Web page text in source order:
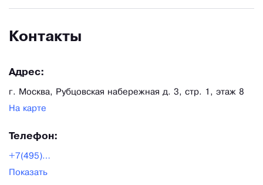
Контакты
Адрес:
г. Москва, Рубцовская набережная д. 3, стр. 1, этаж 8
На карте
Телефон:
+7(495)933-19-02
Показать